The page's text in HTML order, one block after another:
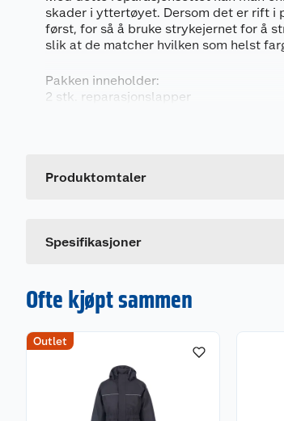
skader i yttertøyet. Dersom det er rift i
først, for så å bruke strykejernet for å
slik at de matcher hvilken som helst
Pakken inneholder:
2 stk. reparasjonslapper
Produktomtaler
Spesifikasjoner
Leverandørens artikkelnummer
Ofte kjøpt sammen
Outlet